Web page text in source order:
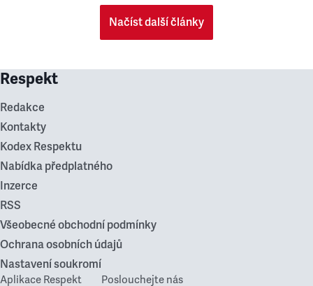
Načíst další články
Respekt
Redakce
Kontakty
Kodex Respektu
Nabídka předplatného
Inzerce
RSS
Všeobecné obchodní podmínky
Ochrana osobních údajů
Nastavení soukromí
Aplikace Respekt Poslouchejte nás